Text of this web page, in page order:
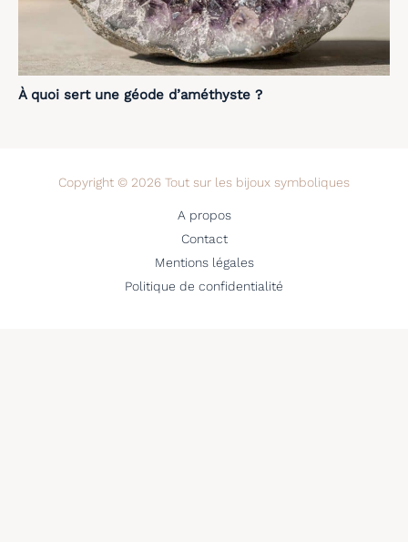
À quoi sert une géode d’améthyste ?
Copyright © 2026 Tout sur les bijoux symboliques
A propos
Contact
Mentions légales
Politique de confidentialité